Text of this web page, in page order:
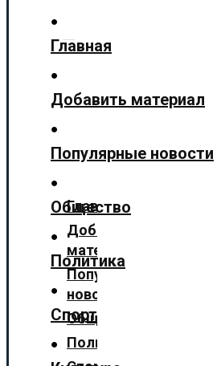
Технологии
Культура
✕
Главная
Добавить
материал
Популярные
новости
Общество
Политика
Главная
Добавить материал
Популярные новости
Общество
Политика
Спорт